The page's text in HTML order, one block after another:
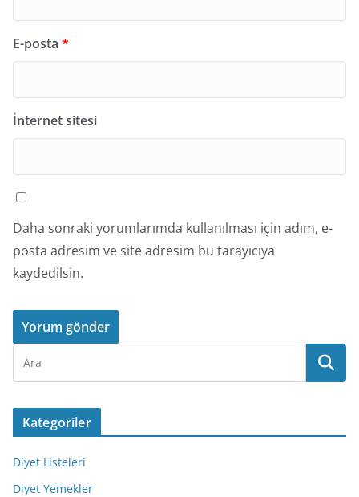
E-posta *
İnternet sitesi
Daha sonraki yorumlarımda kullanılması için adım, e-
posta adresim ve site adresim bu tarayıcıya
kaydedilsin.
Kategoriler
Diyet Listeleri
Diyet Yemekler